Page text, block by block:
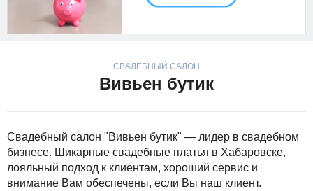
СВАДЕБНЫЙ САЛОН
Вивьен бутик
Свадебный салон "Вивьен бутик" — лидер в свадебном
бизнесе. Шикарные свадебные платья в Хабаровске,
лояльный подход к клиентам, хороший сервис и
внимание Вам обеспечены, если Вы наш клиент.